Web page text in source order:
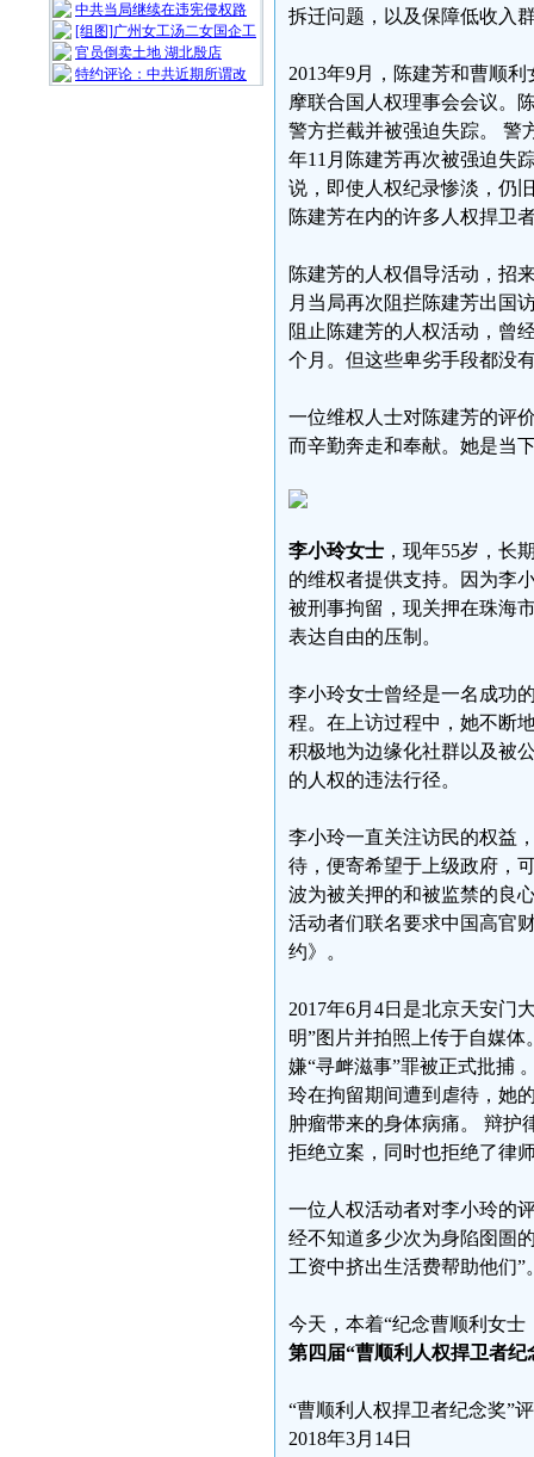
中共当局继续在违宪侵权路
[组图]广州女工汤二女国企工
官员倒卖土地 湖北殷店
特约评论：中共近期所谓改
拆迁问题，以及保障低收入
2013年9月，陈建芳和曹顺
摩联合国人权理事会会议。
警方拦截并被强迫失踪。 警
年11月陈建芳再次被强迫失
说，即使人权纪录惨淡，仍
陈建芳在内的许多人权捍卫
陈建芳的人权倡导活动，招
月当局再次阻拦陈建芳出国
阻止陈建芳的人权活动，曾
个月。但这些卑劣手段都没
一位维权人士对陈建芳的评
而辛勤奔走和奉献。她是当
李小玲女士，现年55岁，长
的维权者提供支持。因为李
被刑事拘留，现关押在珠海
表达自由的压制。
李小玲女士曾经是一名成功
程。在上访过程中，她不断
积极地为边缘化社群以及被
的人权的违法行径。
李小玲一直关注访民的权益
待，便寄希望于上级政府，
波为被关押的和被监禁的良
活动者们联名要求中国高官
约》。
2017年6月4日是北京天安门
明”图片并拍照上传于自媒
嫌“寻衅滋事”罪被正式批捕
玲在拘留期间遭到虐待，她
肿瘤带来的身体病痛。 辩护
拒绝立案，同时也拒绝了律
一位人权活动者对李小玲的
经不知道多少次为身陷囹圄
工资中挤出生活费帮助他们”
今天，本着“纪念曹顺利女
第四届“曹顺利人权捍卫者
“曹顺利人权捍卫者纪念奖”
2018年3月14日